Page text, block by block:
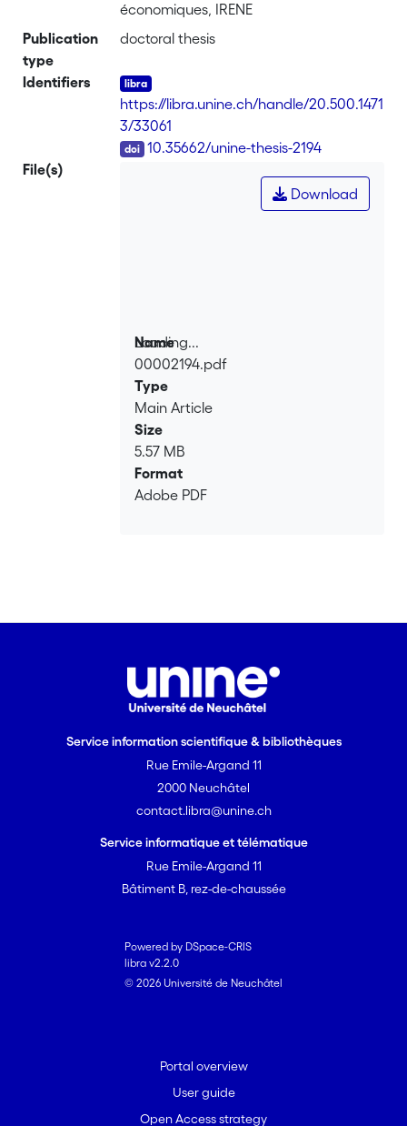
économiques, IRENE
Publication
type
doctoral thesis
Identifiers
https://libra.unine.ch/handle/20.500.1471
3/33061
10.35662/unine-thesis-2194
File(s)
Loading...
Loading...
Download
Name
00002194.pdf
Type
Main Article
Size
5.57 MB
Format
Adobe PDF
Service information scientifique & bibliothèques
Rue Emile-Argand 11
2000 Neuchâtel
contact.libra@unine.ch
Service informatique et télématique
Rue Emile-Argand 11
Bâtiment B, rez-de-chaussée
Powered by DSpace-CRIS
libra v2.2.0
© 2026 Université de Neuchâtel
Portal overview
User guide
Open Access strategy